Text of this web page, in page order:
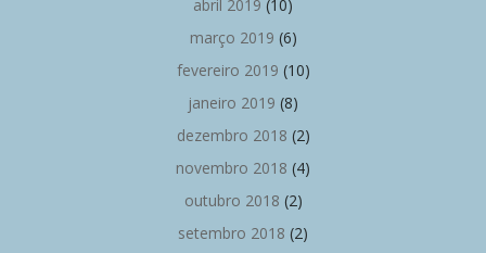
abril 2019 (10)
março 2019 (6)
fevereiro 2019 (10)
janeiro 2019 (8)
dezembro 2018 (2)
novembro 2018 (4)
outubro 2018 (2)
setembro 2018 (2)